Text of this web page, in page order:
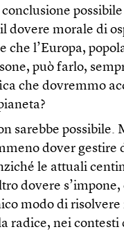
dovere morale di
che l’Europa,
può farlo,
che dovremmo
sarebbe possibile.
dover gestire
le attuali
dovere
modo di
radice, nei contesti